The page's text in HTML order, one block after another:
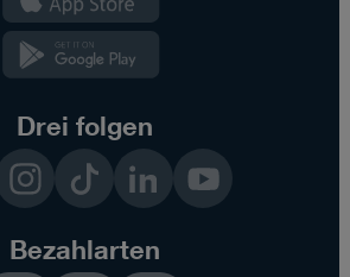
Drei folgen
LinkedInYouTube
Bezahlarten